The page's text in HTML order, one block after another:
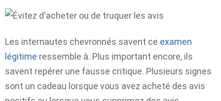
Les internautes chevronnés savent ce examen
légitime ressemble à. Plus important encore, ils
savent repérer une fausse critique. Plusieurs signes
sont un cadeau lorsque vous avez acheté des avis